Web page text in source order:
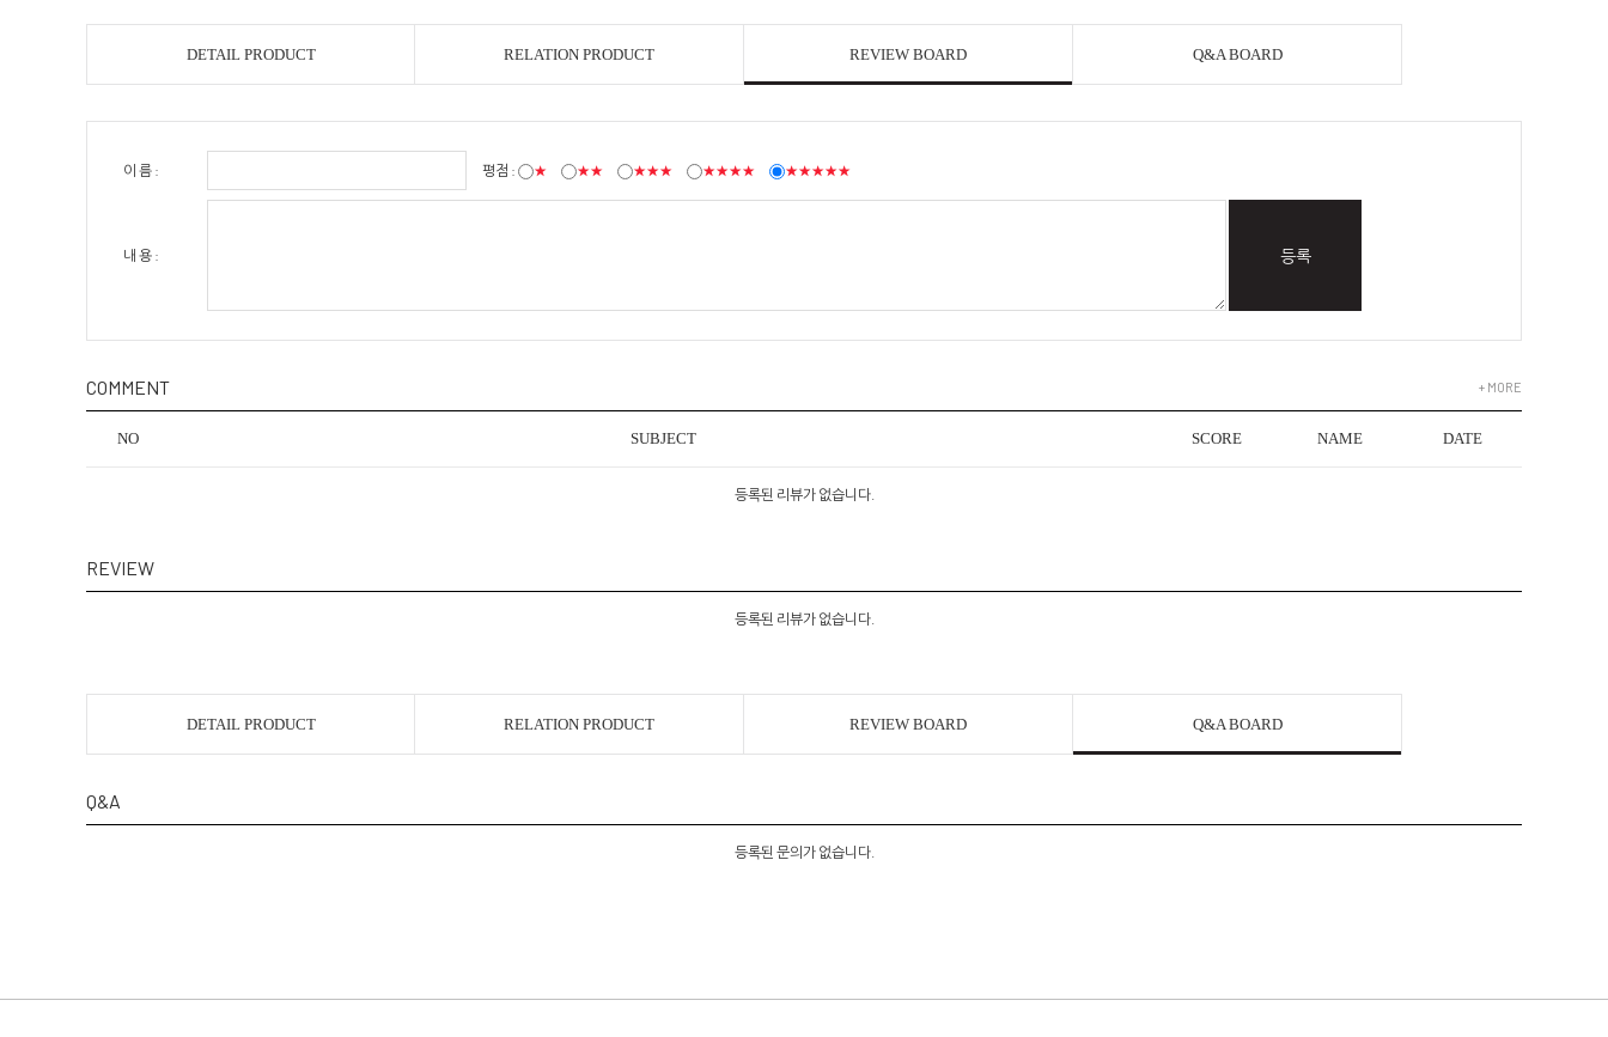
DETAIL PRODUCT RELATION PRODUCT REVIEW BOARD Q&A BOARD
이 름 : 평점 : ★ ★★ ★★★ ★★★★ ★★★★★
내 용 : 등록
COMMENT + MORE
NO SUBJECT SCORE NAME DATE
등록된 리뷰가 없습니다.
REVIEW
등록된 리뷰가 없습니다.
DETAIL PRODUCT RELATION PRODUCT REVIEW BOARD Q&A BOARD
Q&A
등록된 문의가 없습니다.